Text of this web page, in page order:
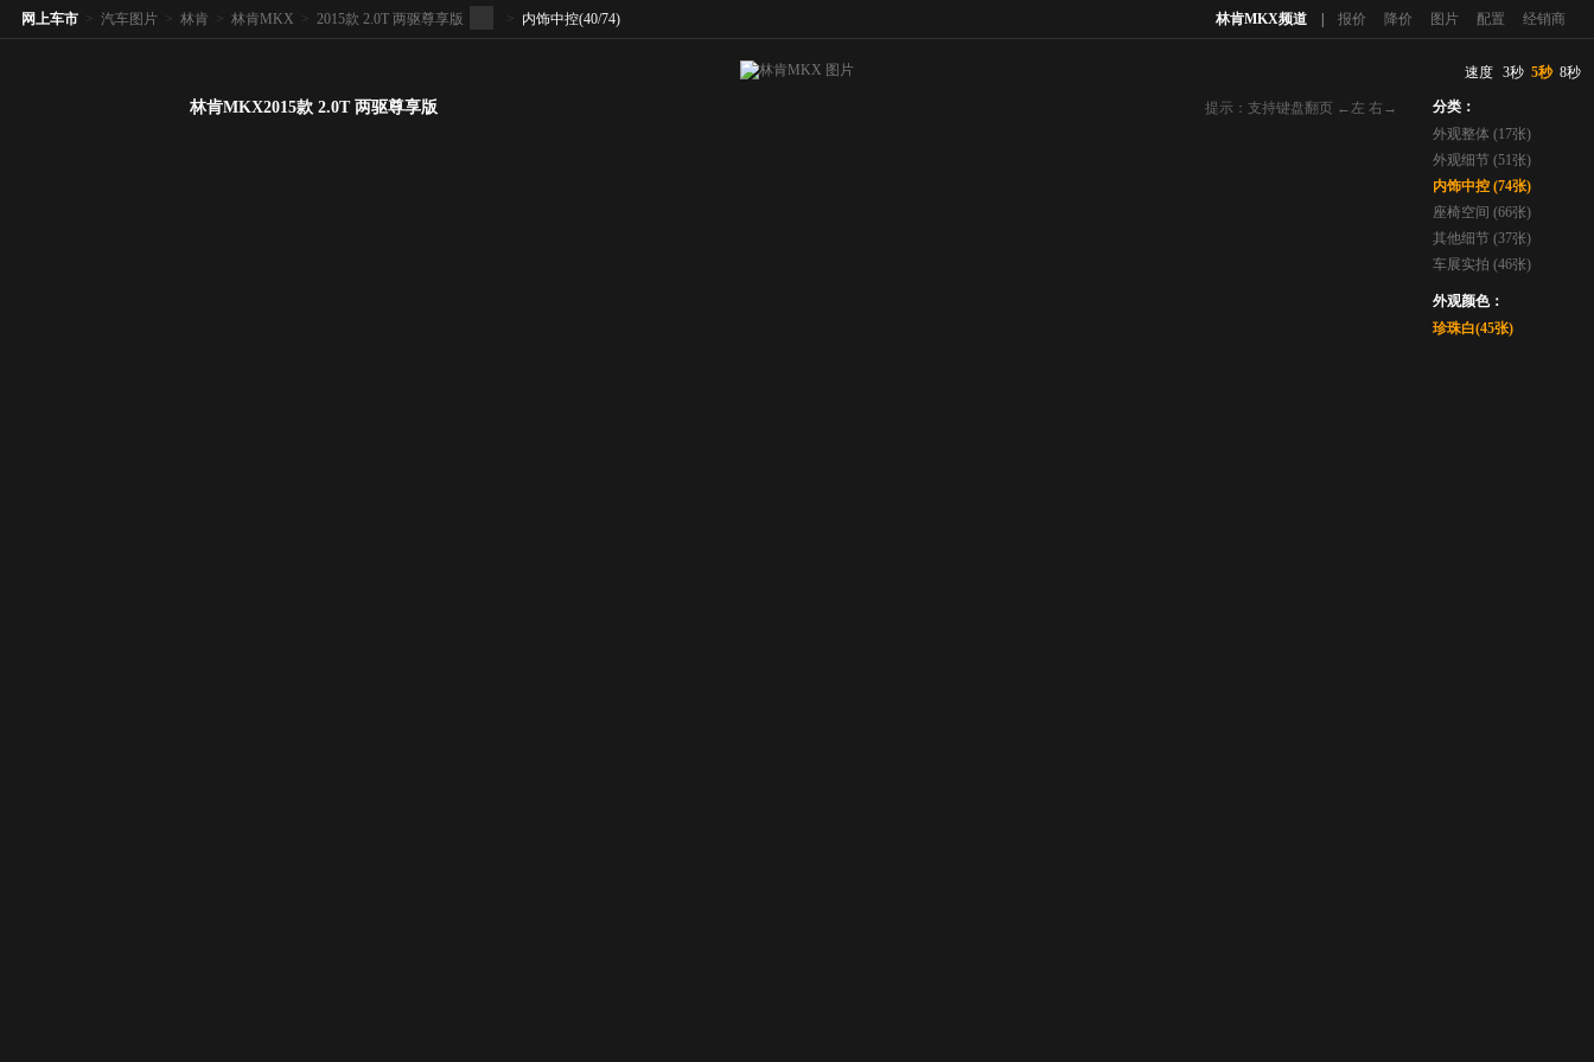
林肯MKX频道 报价 降价 图片 配置 经销商
网上车市 > 汽车图片 > 林肯 > 林肯MKX > 2015款 2.0T 两驱尊享版 > 内饰中控(40/74)
提示：支持键盘翻页 ←左 右→
林肯MKX2015款 2.0T 两驱尊享版
速度 3秒 5秒 8秒
分类：
外观整体 (17张)
外观细节 (51张)
内饰中控 (74张)
座椅空间 (66张)
其他细节 (37张)
车展实拍 (46张)
外观颜色：
珍珠白(45张)